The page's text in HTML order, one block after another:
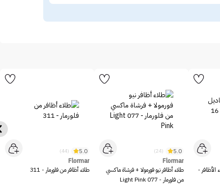
الأظافر -
5.0
(24)
Flormar
طلاء أظافر نيو فورمولا + فرشاة ماكسي
من فلورمار - 077 Light Pink
5.0
(44)
Flormar
طلاء أظافر من فلورمار - 311